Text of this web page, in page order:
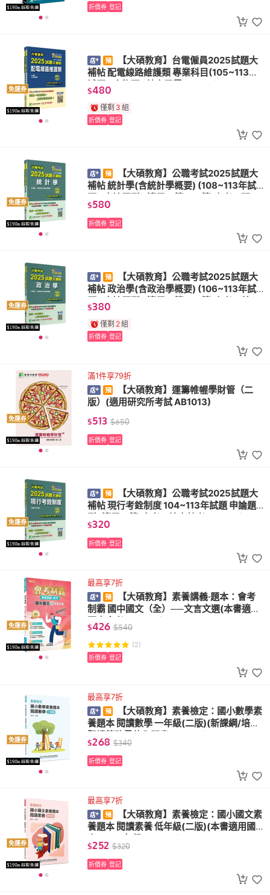
折價券 登記
免運券
【大碩教育】台電僱員2025試題大
補帖 配電線路維護類 專業科目(105~113年
試題)(含物理+基本電學CR3211)
$480
僅剩 3 組
折價券 登記
免運券
【大碩教育】公職考試2025試題大
補帖 統計學(含統計學概要) (108~113年試
務、普考、地方特考 CK4133)
$580
折價券 登記
免運券
【大碩教育】公職考試2025試題大
補帖 政治學(含政治學概要) (106~113年試
題)(申論題型)(適用三等、四等/高考、普
考、地方特考 CK4110)
$380
僅剩 2組
折價券 登記
免運券
滿1件享79折
【大碩教育】運籌帷幄學財管（二
版）(適用研究所考試 AB1013)
$513 $650
折價券 登記
免運券
【大碩教育】公職考試2025試題大
補帖 現行考銓制度 104~113年試題 申論題
$320
折價券 登記
免運券
最高享7折
【大碩教育】素養講義‧題本：會考
制霸 國中國文（全）──文言文選(本書適用
國中會考 FG5163)
$426 $540
(2)
折價券 登記
免運券
最高享7折
【大碩教育】素養檢定：國小數學素
養題本 閱讀數學 一年級(二版)(新課綱/培養
$268 $340
折價券 登記
免運券
最高享7折
【大碩教育】素養檢定：國小國文素
養題本 閱讀素養 低年級(二版)(本書適用國
$252 $320
折價券 登記